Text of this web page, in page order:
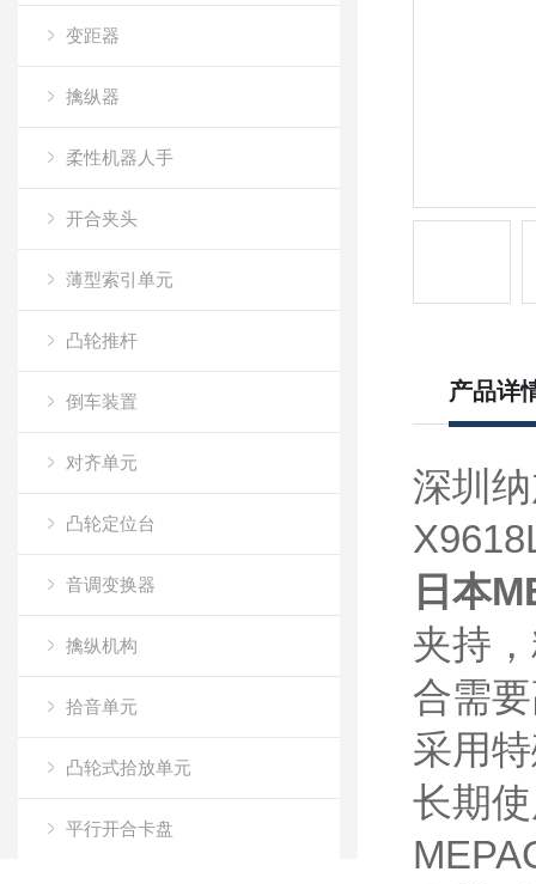
变距器
擒纵器
柔性机器人手
开合夹头
薄型索引单元
凸轮推杆
倒车装置
对齐单元
凸轮定位台
音调变换器
擒纵机构
拾音单元
凸轮式拾放单元
平行开合卡盘
产品详
深圳
日本
夹持
合需
采用
长期